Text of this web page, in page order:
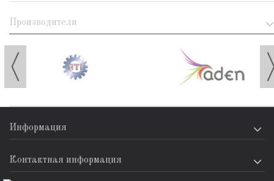
Производители
Информация
Контактная информация